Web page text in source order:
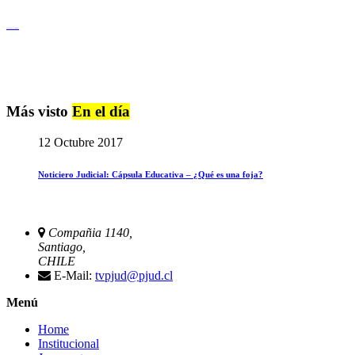
Más visto En el día
12 Octubre 2017
Noticiero Judicial: Cápsula Educativa – ¿Qué es una foja?
Compañia 1140,
Santiago,
CHILE
E-Mail: tvpjud@pjud.cl
Menú
Home
Institucional